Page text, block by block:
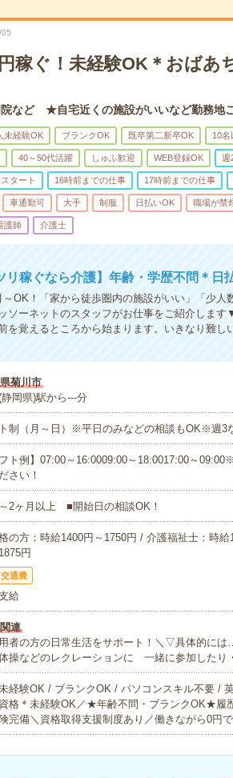
稼ぐ！未経験OK＊おばあ
など ★自宅近くの施設がいいなど勤務地
未経験OK ブランクOK 既卒第二新卒OK 10名
40～50代活躍 しゅふ歓迎 WEB登録OK 週
タート 16時前までの仕事 17時前までの仕事
車通勤可 大手 制服 日払いOK 職場が禁
護師 介護士
リ稼ぐなら介護】年齢・学歴不問＊日
OK！「家から徒歩圏内の施設がいい」「少人
ソーネットのスタッフがお仕事をご紹介しま
を覚えるところから始まります。いきなり難し
菊川市
岡県)駅から---分
制（月～日）※平日のみなどの相談もOK※週3
フト例】07:00～16:0009:00～18:0017:00～
さい！
2ヶ月以上 ■開始日の相談OK！
の方：時給1400円～1750円 / 介護福祉士：時
円
交通費
給
連
者の方の日常生活をサポート！＼▽具体的に
操などのレクレーションに 一緒に参加したり
経験OK / ブランクOK / パソコンスキル不要 /
格＊未経験OK／★年齢不問・ブランクOK★履
完備＼資格取得支援制度あり／働きながら0円